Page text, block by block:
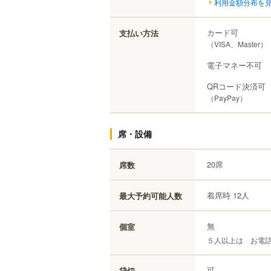
支払い方法 カード可
（VISA、Master）
電子マネー不可
QRコード決済可
（PayPay）
席・設備
席数 20席
最大予約可能人数 着席時 12人
個室 無
５人以上は お電